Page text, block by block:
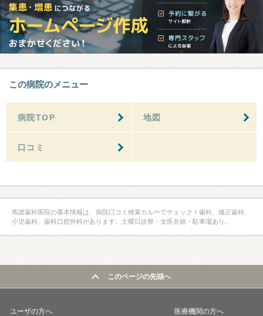
この病院のメニュー
病院TOP 地図
口コミ
馬渡歯科医院の基本情報は、病院口コミ検索カルーでチェック！歯科、矯正歯科、
小児歯科、歯科口腔外科があります。土曜日診察・女医在籍・駐車場あり。
このページの先頭へ
ユーザの方へ 医療機関の方へ